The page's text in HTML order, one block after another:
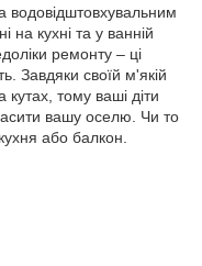
водовідштовхувальним
на кухні та у ванній
ремонту – ці
Завдяки своїй м'якій
кутах, тому ваші діти
вашу оселю. Чи то
або балкон.